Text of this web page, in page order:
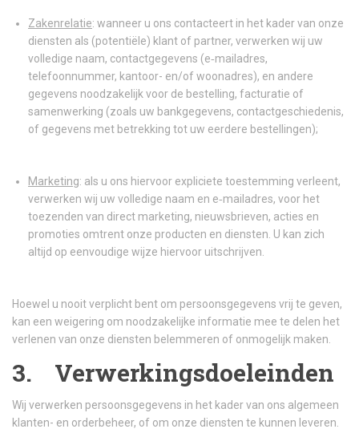
Zakenrelatie: wanneer u ons contacteert in het kader van onze
diensten als (potentiële) klant of partner, verwerken wij uw
volledige naam, contactgegevens (e‑mailadres,
telefoonnummer, kantoor- en/of woonadres), en andere
gegevens noodzakelijk voor de bestelling, facturatie of
samenwerking (zoals uw bankgegevens, contactgeschiedenis,
of gegevens met betrekking tot uw eerdere bestellingen);
Marketing: als u ons hiervoor expliciete toestemming verleent,
verwerken wij uw volledige naam en e‑mailadres, voor het
toezenden van direct marketing, nieuwsbrieven, acties en
promoties omtrent onze producten en diensten. U kan zich
altijd op eenvoudige wijze hiervoor uitschrijven.
Hoewel u nooit verplicht bent om persoonsgegevens vrij te geven,
kan een weigering om noodzakelijke informatie mee te delen het
verlenen van onze diensten belemmeren of onmogelijk maken.
3. Verwerkingsdoeleinden
Wij verwerken persoonsgegevens in het kader van ons algemeen
klanten- en orderbeheer, of om onze diensten te kunnen leveren.